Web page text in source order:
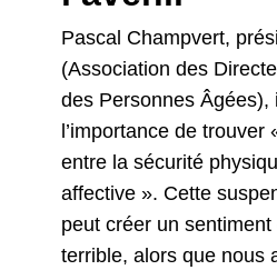
Pascal Champvert,
(Association des
des Personnes Âgées),
l’importance de trouver
entre la sécurité
affective ». Cette
peut créer un sentiment
terrible, alors que nous